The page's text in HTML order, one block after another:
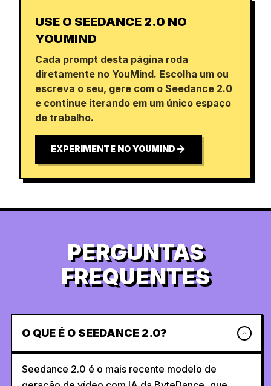
USE O SEEDANCE 2.0 NO
YOUMIND
Cada prompt desta página roda
diretamente no YouMind. Escolha um ou
escreva o seu, gere com o Seedance 2.0
e continue iterando em um único espaço
de trabalho.
EXPERIMENTE NO YOUMIND
PERGUNTAS
FREQUENTES
O QUE É O SEEDANCE 2.0?
Seedance 2.0 é o mais recente modelo de